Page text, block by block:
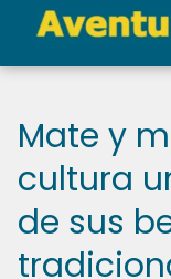
Mate y
cultura
de sus